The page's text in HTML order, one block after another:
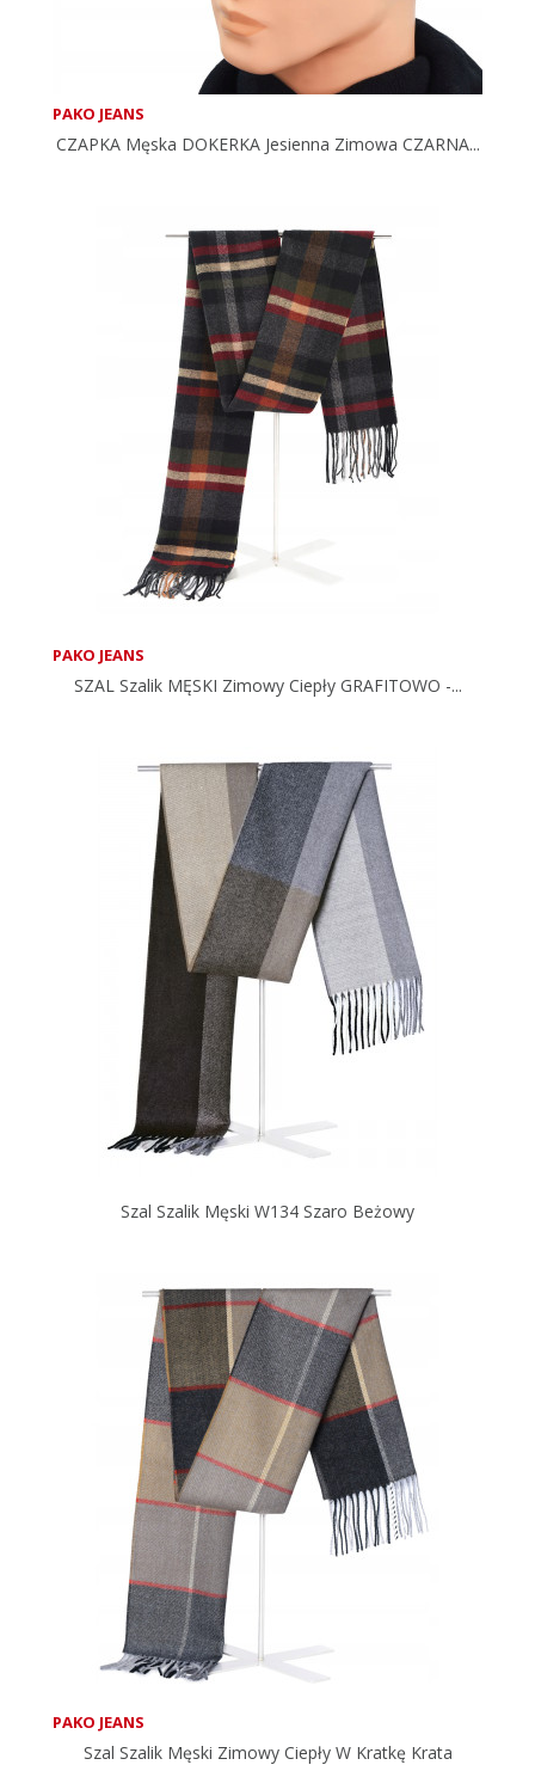
PAKO JEANS
CZAPKA Męska DOKERKA Jesienna Zimowa CZARNA...
PAKO JEANS
SZAL Szalik MĘSKI Zimowy Ciepły GRAFITOWO -...
Szal Szalik Męski W134 Szaro Beżowy
PAKO JEANS
Szal Szalik Męski Zimowy Ciepły W Kratkę Krata